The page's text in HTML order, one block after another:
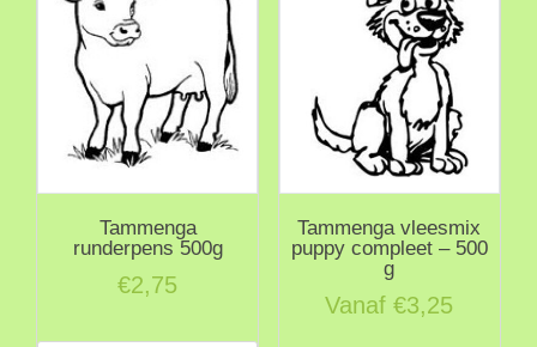
gekozen
de
productpagina
de
Tammenga
runderpens 500g
€2,75
Tammenga vleesmix
puppy compleet – 500
g
Vanaf €3,25